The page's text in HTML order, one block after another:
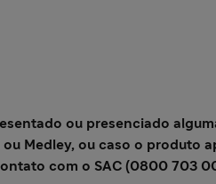
ou presenciado
Medley, ou caso o produto
com o SAC (0800 703